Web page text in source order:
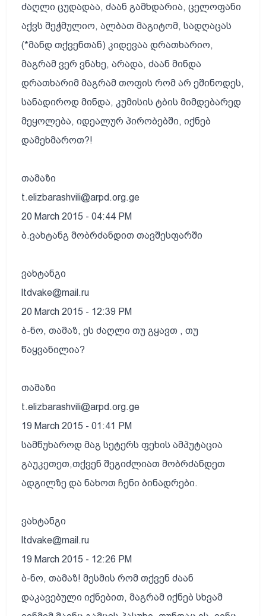
ძაღლი ცუდადაა, ძაან გამხდარია, ცელოფანი
აქვს შეჭმულიო, ალბათ მაგიტომ, სადღაცას
(*მანდ თქვენთან) კიდევაა დრათხარიო,
მაგრამ ვერ ვნახე, არადა, ძაან მინდა
დრათხარიმ მაგრამ თოფის რომ არ ეშინოდეს,
სანადიროდ მინდა, კუმისის ტბის მიმდებარედ
მეყოლება, იდეალურ პირობებში, იქნებ
დამეხმაროთ?!
თამაზი
t.elizbarashvili@arpd.org.ge
20 March 2015 - 04:44 PM
ბ.ვახტანგ მობრძანდით თავშესფარში
ვახტანგი
ltdvake@mail.ru
20 March 2015 - 12:39 PM
ბ-ნო, თამაზ, ეს ძაღლი თუ გყავთ , თუ
წაყვანილია?
თამაზი
t.elizbarashvili@arpd.org.ge
19 March 2015 - 01:41 PM
სამწუხაროდ მაგ სეტერს ფეხის ამპუტაცია
გაუკეთეთ,თქვენ შეგიძლიათ მობრძანდეთ
ადგილზე და ნახოთ ჩენი ბინადრები.
ვახტანგი
ltdvake@mail.ru
19 March 2015 - 12:26 PM
ბ-ნო, თამაზ! მესმის რომ თქვენ ძაან
დაკავებული იქნებით, მაგრამ იქნებ სხვამ